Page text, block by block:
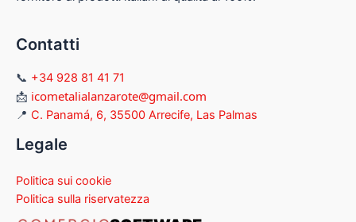
Contatti
📞 +34 928 81 41 71
📩 icometalialanzarote@gmail.com
📍 C. Panamá, 6, 35500 Arrecife, Las Palmas
Legale
Politica sui cookie
Politica sulla riservatezza